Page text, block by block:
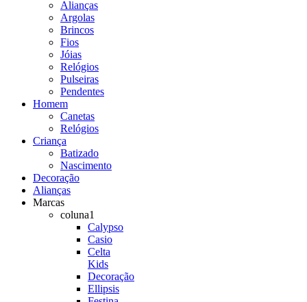
Alianças
Argolas
Brincos
Fios
Jóias
Relógios
Pulseiras
Pendentes
Homem
Canetas
Relógios
Criança
Batizado
Nascimento
Decoração
Alianças
Marcas
coluna1
Calypso
Casio
Celta
Kids
Decoração
Ellipsis